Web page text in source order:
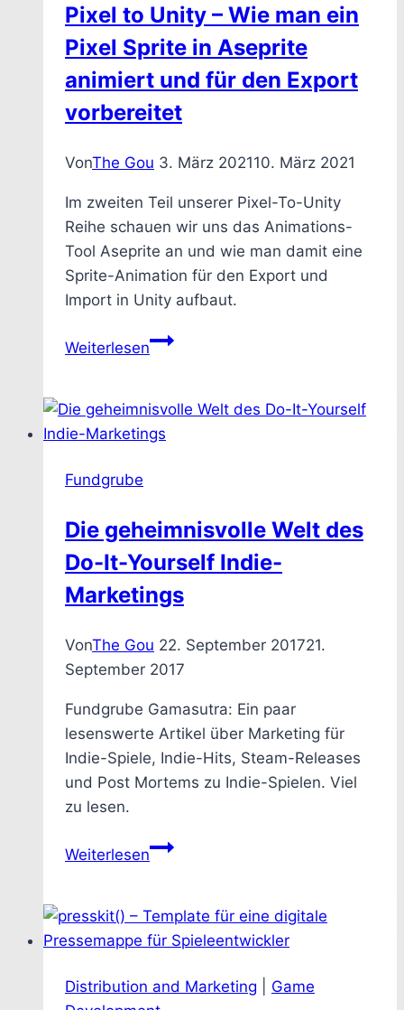
Pixel to Unity – Wie man ein
Pixel Sprite in Aseprite
animiert und für den Export
vorbereitet
VonThe Gou 3. März 202110. März 2021
Im zweiten Teil unserer Pixel-To-Unity
Reihe schauen wir uns das Animations-
Tool Aseprite an und wie man damit eine
Sprite-Animation für den Export und
Import in Unity aufbaut.
WeiterlesenPixel
–
Wie
Sprite
in
animiert
für
den
Export
vorbereitet
Fundgrube
Die geheimnisvolle Welt des
Do-It-Yourself Indie-
Marketings
VonThe Gou 22. September 201721.
September 2017
Fundgrube Gamasutra: Ein paar
lesenswerte Artikel über Marketing für
Indie-Spiele, Indie-Hits, Steam-Releases
und Post Mortems zu Indie-Spielen. Viel
zu lesen.
WeiterlesenDie
des
Do-
Yourself
Distribution and Marketing
Game